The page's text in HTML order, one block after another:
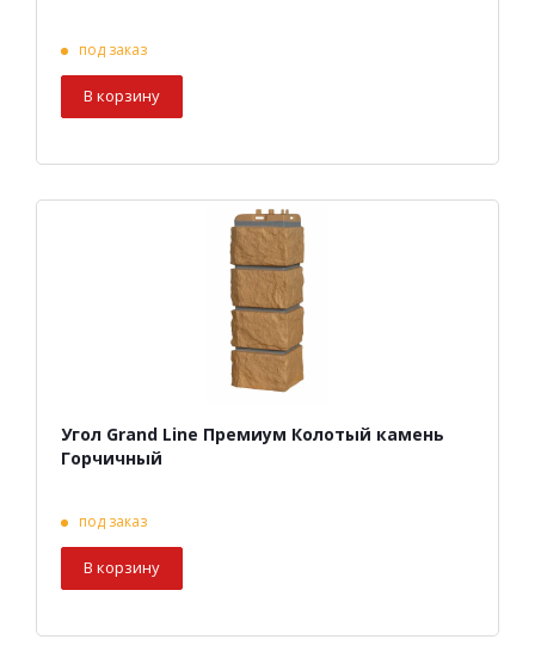
под заказ
В корзину
Угол Grand Line Премиум Колотый камень
Горчичный
под заказ
В корзину